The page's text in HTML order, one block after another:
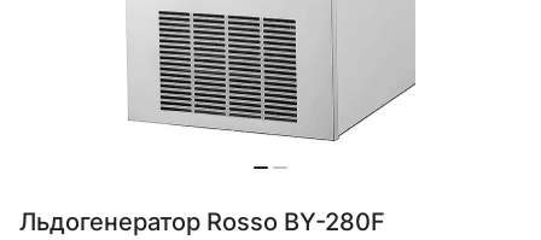
Льдогенератор Rosso BY-280F